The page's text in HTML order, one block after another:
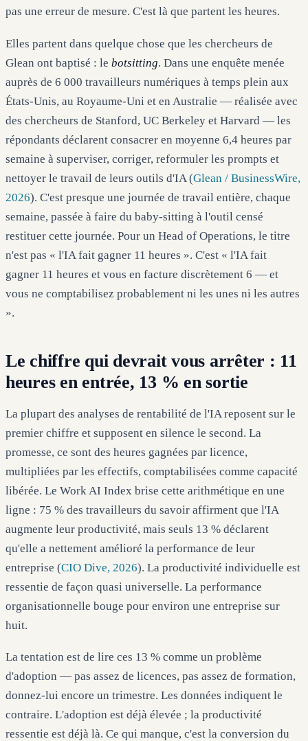
pas une erreur de mesure. C'est là que partent les heures.
Elles partent dans quelque chose que les chercheurs de
Glean ont baptisé : le botsitting. Dans une enquête menée
auprès de 6 000 travailleurs numériques à temps plein aux
États-Unis, au Royaume-Uni et en Australie — réalisée avec
des chercheurs de Stanford, UC Berkeley et Harvard — les
répondants déclarent consacrer en moyenne 6,4 heures par
semaine à superviser, corriger, reformuler les prompts et
nettoyer le travail de leurs outils d'IA (Glean / BusinessWire,
2026). C'est presque une journée de travail entière, chaque
semaine, passée à faire du baby-sitting à l'outil censé
restituer cette journée. Pour un Head of Operations, le titre
n'est pas « l'IA fait gagner 11 heures ». C'est « l'IA fait
gagner 11 heures et vous en facture discrètement 6 — et
vous ne comptabilisez probablement ni les unes ni les autres
».
Le chiffre qui devrait vous arrêter : 11
heures en entrée, 13 % en sortie
La plupart des analyses de rentabilité de l'IA reposent sur le
premier chiffre et supposent en silence le second. La
promesse, ce sont des heures gagnées par licence,
multipliées par les effectifs, comptabilisées comme capacité
libérée. Le Work AI Index brise cette arithmétique en une
ligne : 75 % des travailleurs du savoir affirment que l'IA
augmente leur productivité, mais seuls 13 % déclarent
qu'elle a nettement amélioré la performance de leur
entreprise (CIO Dive, 2026). La productivité individuelle est
ressentie de façon quasi universelle. La performance
organisationnelle bouge pour environ une entreprise sur
huit.
La tentation est de lire ces 13 % comme un problème
d'adoption — pas assez de licences, pas assez de formation,
donnez-lui encore un trimestre. Les données indiquent le
contraire. L'adoption est déjà élevée ; la productivité
ressentie est déjà là. Ce qui manque, c'est la conversion du